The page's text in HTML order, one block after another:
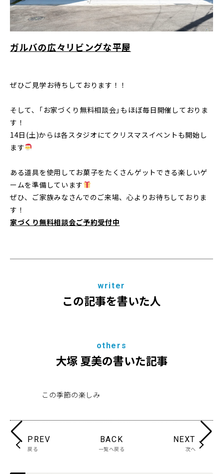
ガルバの広々リビングな平屋
ぜひご見学お待ちしております！！
そして、「お家づくり無料相談会」もほぼ毎日開催しておりま
す！
14日(土)からは各スタジオにてクリスマスイベントも開始し
ます
ある道具を使用してお菓子をたくさんゲットできる楽しいゲ
ームを準備しています
ぜひ、ご家族みなさんでのご来場、心よりお待ちしておりま
す！
家づくり無料相談会ご予約受付中
writer
この記事を書いた人
others
大塚 夏美の書いた記事
この季節の楽しみ
PREV
戻る
BACK
一覧へ戻る
NEXT
次へ